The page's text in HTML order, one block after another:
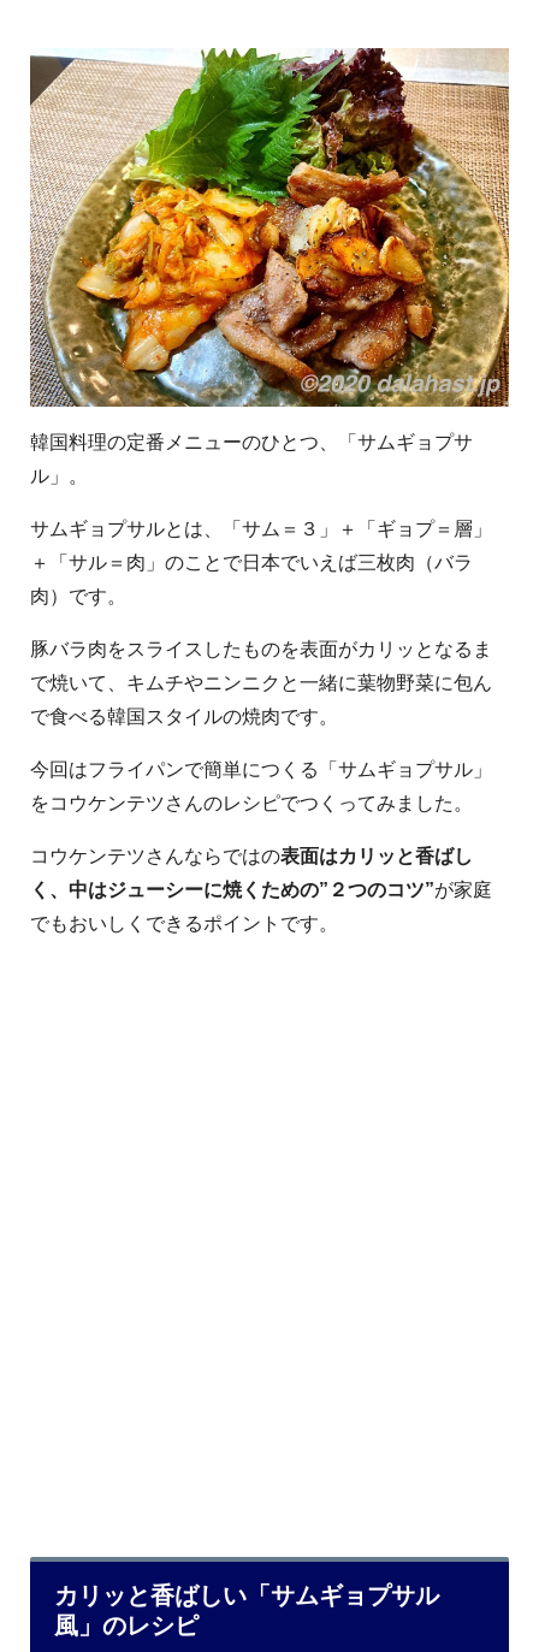
韓国料理の定番メニューのひとつ、「サムギョプサ
ル」。
サムギョプサルとは、「サム＝３」＋「ギョプ＝層」
＋「サル＝肉」のことで日本でいえば三枚肉（バラ
肉）です。
豚バラ肉をスライスしたものを表面がカリッとなるま
で焼いて、キムチやニンニクと一緒に葉物野菜に包ん
で食べる韓国スタイルの焼肉です。
今回はフライパンで簡単につくる「サムギョプサル」
をコウケンテツさんのレシピでつくってみました。
コウケンテツさんならではの表面はカリッと香ばし
く、中はジューシーに焼くための”２つのコツ”が家庭
でもおいしくできるポイントです。
カリッと香ばしい「サムギョプサル
風」のレシピ